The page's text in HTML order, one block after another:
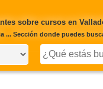
sobre cursos en
... Sección donde puedes